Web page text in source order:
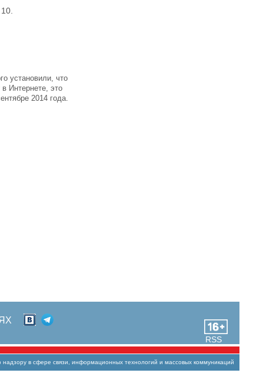
установили, что
Интернете, это
2014 года.
RSS
в сфере связи, информационных технологий и массовых коммуникаций